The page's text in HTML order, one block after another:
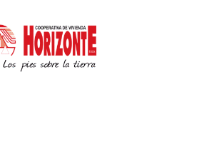
45453, también promovido
que solicita al Ejecutivo provincial
diversos aspectos referidos a la